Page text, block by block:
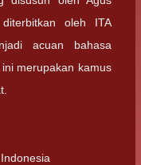
oleh ITA
acuan bahasa
merupakan kamus